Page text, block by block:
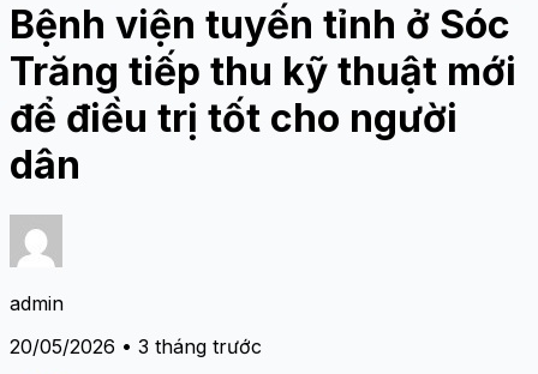
Bệnh viện tuyến tỉnh ở Sóc
Trăng tiếp thu kỹ thuật mới
để điều trị tốt cho người
dân
admin
20/05/2026 • 3 tháng trước